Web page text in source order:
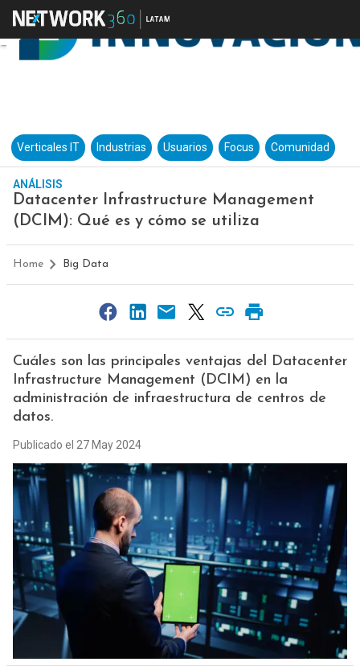
Verticales IT Industrias Usuarios Focus Comunidad
ANÁLISIS
Datacenter Infrastructure Management
(DCIM): Qué es y cómo se utiliza
Home Big Data
Cuáles son las principales ventajas del Datacenter
Infrastructure Management (DCIM) en la
administración de infraestructura de centros de
datos.
Publicado el 27 May 2024